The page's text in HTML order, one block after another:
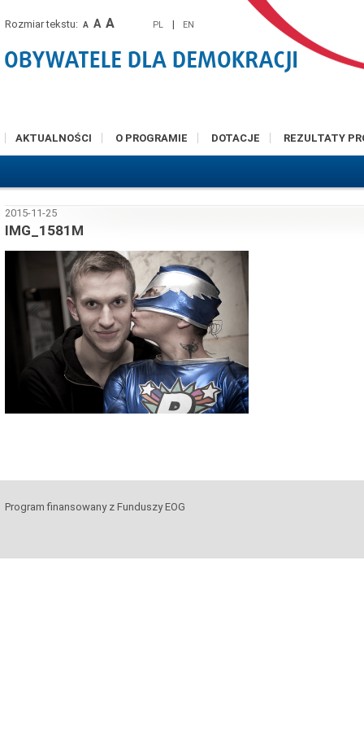
Rozmiar tekstu: A A A PL | EN
AKTUALNOŚCI O PROGRAMIE DOTACJE REZULTATY
2015-11-25
IMG_1581M
Program finansowany z Funduszy EOG